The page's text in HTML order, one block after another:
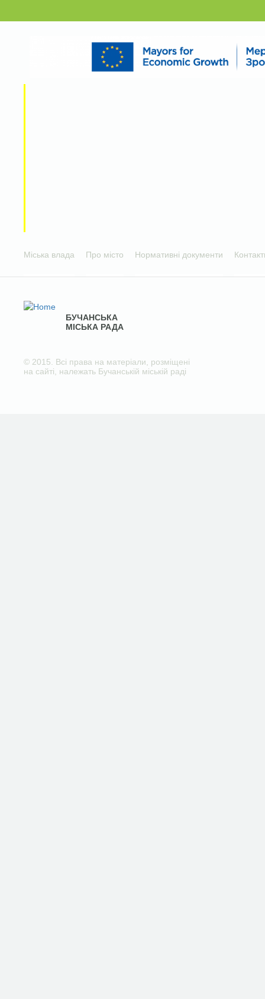
Міська влада Про місто Нормативні документи
БУЧАНСЬКА
МІСЬКА РАДА
© 2015. Всі права на матеріали, розміщені
на сайті, належать Бучанській міській раді